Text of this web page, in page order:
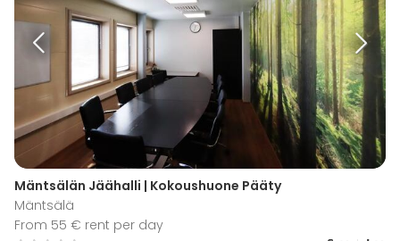
Mäntsälän Jäähalli | Kokoushuone Pääty
Mäntsälä
From 55 € rent per day